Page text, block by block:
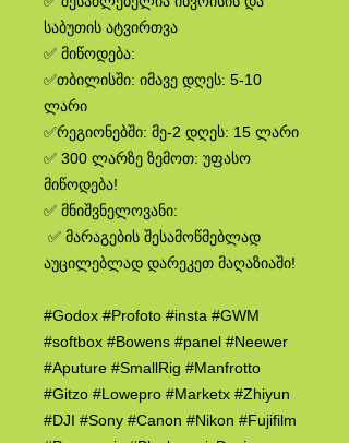
საბუთის ატვირთვა
✅ მიწოდება:
✅თბილისში: იმავე დღეს: 5-10
ლარი
✅რეგიონებში: მე-2 დღეს: 15 ლარი
✅ 300 ლარზე ზემოთ: უფასო
მიწოდება!
✅ მნიშვნელოვანი:
✅ მარაგების შესამოწმებლად
აუცილებლად დარეკეთ მაღაზიაში!
#Godox #Profoto #insta #GWM
#softbox #Bowens #panel #Neewer
#Aputure #SmallRig #Manfrotto
#Gitzo #Lowepro #Marketx #Zhiyun
#DJI #Sony #Canon #Nikon #Fujifilm